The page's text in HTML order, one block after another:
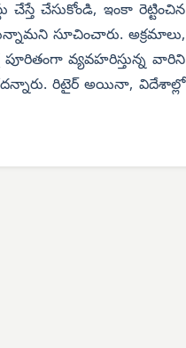
చేసుకోండి, ఇంకా రెట్టించిన
సూచించారు. అక్రమాలు,
వ్యవహరిస్తున్న వారిని
రిటైర్ అయినా, విదేశాల్లో